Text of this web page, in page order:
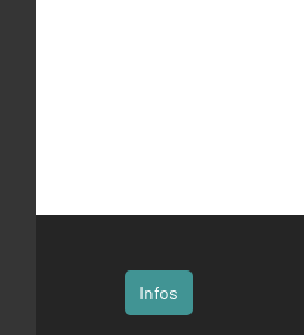
Infos